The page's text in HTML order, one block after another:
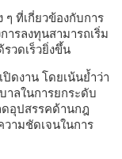
ๆ ที่เกี่ยวข้องกับการ
รลงทุนสามารถเริ่ม
วดเร็วยิ่งขึ้น
ปิดงาน โดยเน้นย้ำว่า
าลในการยกระดับ
อุปสรรคด้านกฎ
วามชัดเจนในการ